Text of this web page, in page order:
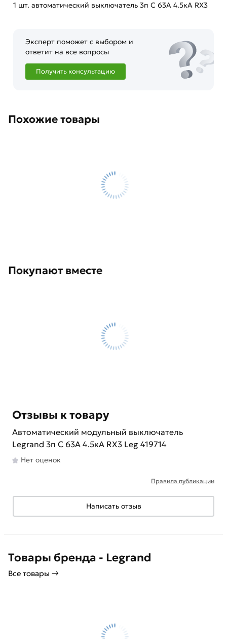
1 шт. автоматический выключатель 3п C 63А 4.5кА RX3
Эксперт поможет с выбором и
ответит на все вопросы
Получить консультацию
Похожие товары
Покупают вместе
Отзывы к товару
Автоматический модульный выключатель
Legrand 3п C 63А 4.5кА RX3 Leg 419714
Нет оценок
Правила публикации
Написать отзыв
Товары бренда - Legrand
Все товары →